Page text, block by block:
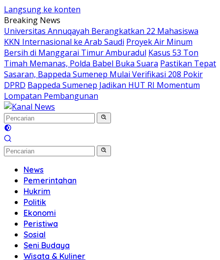
Langsung ke konten
Breaking News
Universitas Annuqayah Berangkatkan 22 Mahasiswa
KKN Internasional ke Arab Saudi Proyek Air Minum
Bersih di Manggarai Timur Amburadul Kasus 53 Ton
Timah Memanas, Polda Babel Buka Suara Pastikan Tepat
Sasaran, Bappeda Sumenep Mulai Verifikasi 208 Pokir
DPRD Bappeda Sumenep Jadikan HUT RI Momentum
Lompatan Pembangunan
News
Pemerintahan
Hukrim
Politik
Ekonomi
Peristiwa
Sosial
Seni Budaya
Wisata & Kuliner